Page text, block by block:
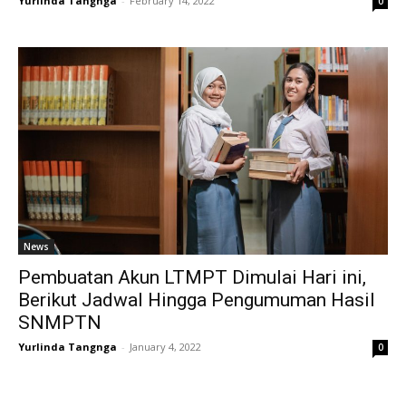
News
Pembuatan Akun LTMPT Dimulai Hari ini,
Berikut Jadwal Hingga Pengumuman Hasil
SNMPTN
Yurlinda Tangnga - January 4, 2022 0